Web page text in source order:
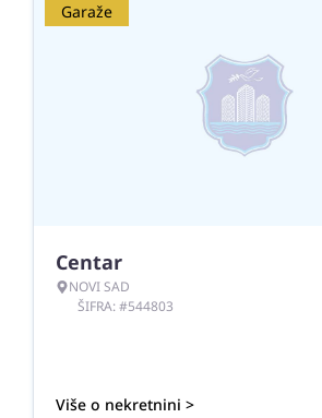
Garaže
Centar
NOVI SAD
ŠIFRA: #544803
Više o nekretnini >